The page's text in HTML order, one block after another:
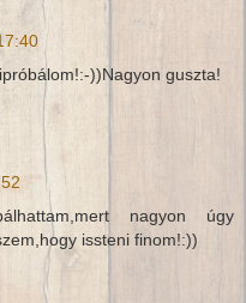
))Nagyon guszta!
nagyon úgy
issteni finom!:))